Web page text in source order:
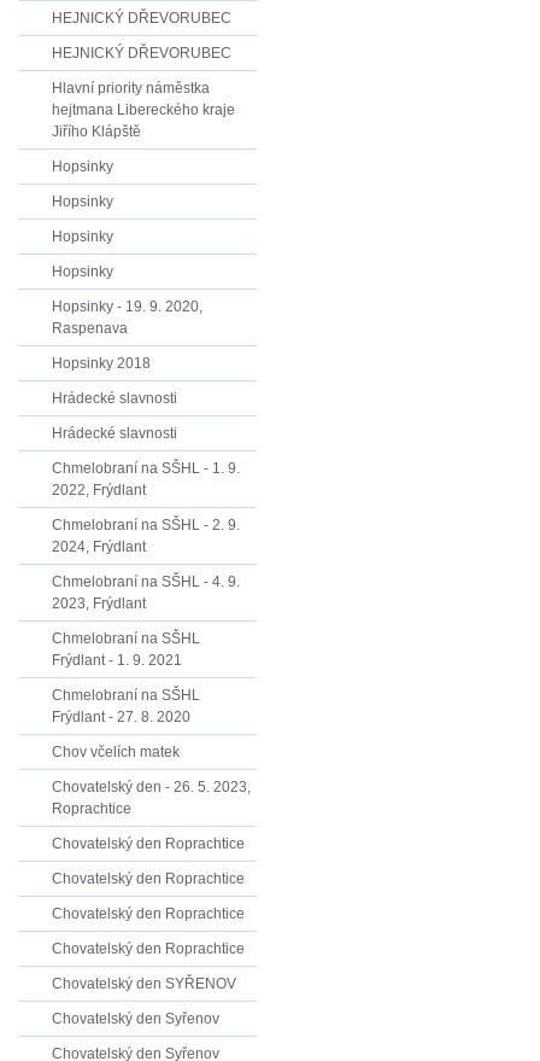
HEJNICKÝ DŘEVORUBEC
HEJNICKÝ DŘEVORUBEC
Hlavní priority náměstka
hejtmana Libereckého kraje
Jiřího Klápště
Hopsinky
Hopsinky
Hopsinky
Hopsinky
Hopsinky - 19. 9. 2020,
Raspenava
Hopsinky 2018
Hrádecké slavnosti
Hrádecké slavnosti
Chmelobraní na SŠHL - 1. 9.
2022, Frýdlant
Chmelobraní na SŠHL - 2. 9.
2024, Frýdlant
Chmelobraní na SŠHL - 4. 9.
2023, Frýdlant
Chmelobraní na SŠHL
Frýdlant - 1. 9. 2021
Chmelobraní na SŠHL
Frýdlant - 27. 8. 2020
Chov včelích matek
Chovatelský den - 26. 5. 2023,
Roprachtice
Chovatelský den Roprachtice
Chovatelský den Roprachtice
Chovatelský den Roprachtice
Chovatelský den Roprachtice
Chovatelský den SYŘENOV
Chovatelský den Syřenov
Chovatelský den Syřenov